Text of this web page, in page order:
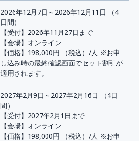
2026年12月7日～2026年12月11日 （4
日間）
【受付】2026年11月27日まで
【会場】オンライン
【価格】198,000円
（税込）/人 ※お申
し込み時の最終確認画面でセット割引が
適用されます。
2027年2月9日～2027年2月16日 （4日
間）
【受付】2027年2月1日まで
【会場】オンライン
【価格】198,000円
（税込）/人 ※お申